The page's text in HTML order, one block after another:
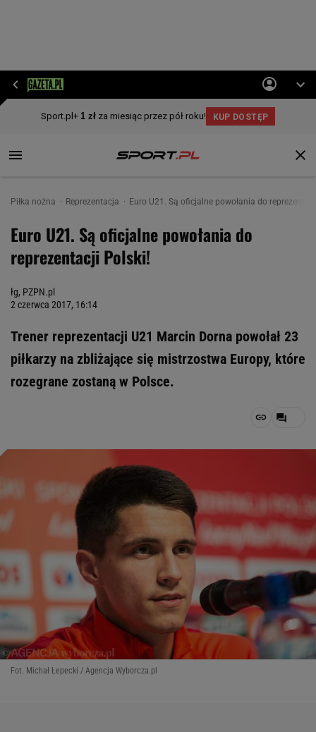
Piłka nożna Reprezentacja Euro U21. Są oficjalne powołania do
Euro U21. Są oficjalne powołania do
reprezentacji Polski!
łg, PZPN.pl
2 czerwca 2017, 16:14
Trener reprezentacji U21 Marcin Dorna powołał 23
piłkarzy na zbliżające się mistrzostwa Europy, które
rozegrane zostaną w Polsce.
Fot. Michał Łepecki / Agencja Wyborcza.pl